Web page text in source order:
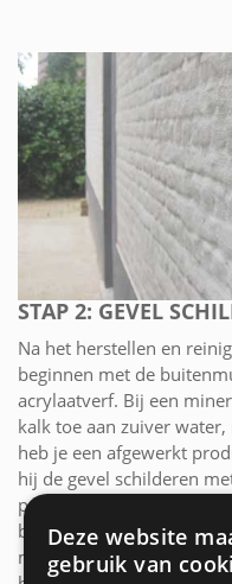
STAP 2: GEVEL
Na het herstellen en
beginnen met de
acrylaatverf. Bij een
kalk toe aan zuiver
heb je een afgewerkt
hij de gevel schilderen
primer zorgt ervoor dat
buitenmuren en het is
meest geschikte primer
Deze website
gebruik van